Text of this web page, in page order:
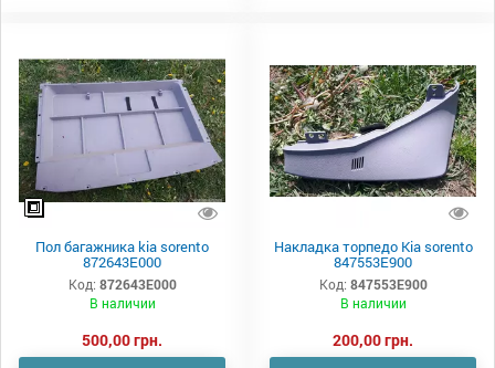
Пол багажника kia sorento
872643E000
Код: 872643E000
В наличии
500,00 грн.
Накладка торпедо Kia sorento
847553E900
Код: 847553E900
В наличии
200,00 грн.